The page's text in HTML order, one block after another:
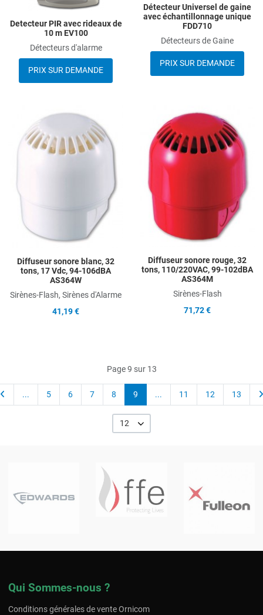
Detecteur PIR avec rideaux de
10 m EV100
Détecteurs d'alarme
PRIX SUR DEMANDE
Détecteur Universel de gaine
avec échantillonnage unique
FDD710
Détecteurs de Gaine
PRIX SUR DEMANDE
Add to Wishlist
Add to Compare
Quick View
Diffuseur sonore blanc, 32
tons, 17 Vdc, 94-106dBA
AS364W
Sirènes-Flash, Sirènes d'Alarme
41,19 €
Diffuseur sonore rouge, 32
tons, 110/220VAC, 99-102dBA
AS364M
Sirènes-Flash
71,72 €
Page 9 sur 13
... 5 6 7 8 9 ... 11 12 13
12
Qui Sommes-nous ?
Conditions générales de vente Ornicom